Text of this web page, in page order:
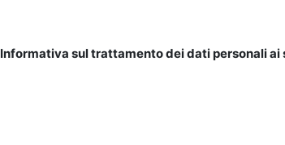
Informativa sul trattamento dei dati personali ai